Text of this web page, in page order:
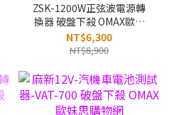
ZSK-1200W正弦波電源轉
換器 破盤下殺 OMAX歐妹
思購物網
NT$6,300
NT$8,900